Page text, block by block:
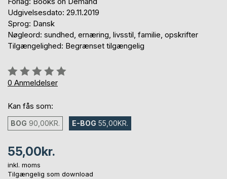
Udgivelsesdato: 29.11.2019
Sprog: Dansk
Nøgleord: sundhed, ernæring, livsstil, familie, opskrifter
Tilgængelighed: Begrænset tilgængelig
Anmeldelse::
0%
0 Anmeldelser
Kan fås som:
BOG 90,00KR. E-BOG 55,00KR.
55,00kr.
inkl. moms
Tilgængelig som download